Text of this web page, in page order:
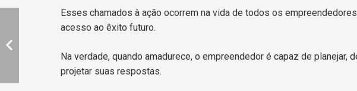
Esses chamados à ação ocorrem na vida de todos os
acesso ao êxito futuro.
Na verdade, quando amadurece, o empreendedor é capaz de planejar,
projetar suas respostas.